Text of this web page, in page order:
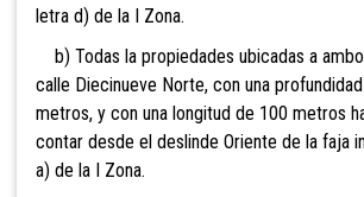
letra d) de la I Zona.
b) Todas la propiedades ubicadas a
calle Diecinueve Norte, con una
metros, y con una longitud de 100 metros
contar desde el deslinde Oriente de la faja
a) de la I Zona.